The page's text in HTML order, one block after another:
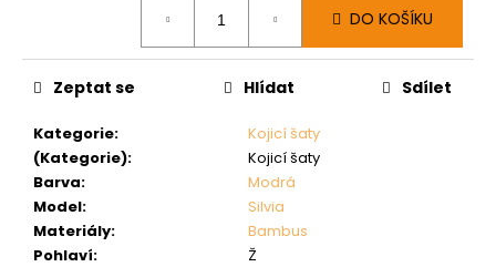
DO KOŠÍKU
Kategorie:
Kojicí šaty
(Kategorie):
Kojicí šaty
Barva:
Modrá
Model:
Silvia
Materiály:
Bambus
Pohlaví:
Ž
Zeptat se Hlídat Sdílet